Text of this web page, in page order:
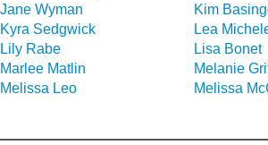
Jane Wyman
Kim
Kyra Sedgwick
Lea
Lily Rabe
Lisa Bonet
Marlee Matlin
Melanie
Melissa Leo
Melissa